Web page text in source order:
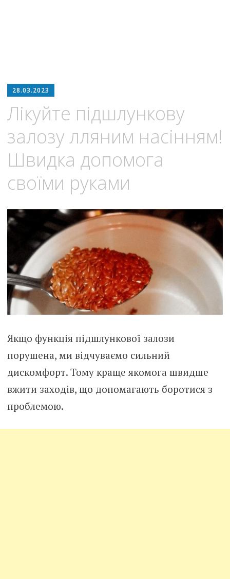
28.03.2023
Лікуйте підшлункову
залозу лляним насінням!
Швидка допомога
своїми руками
Якщо функція підшлункової залози
порушена, ми відчуваємо сильний
дискомфорт. Тому краще якомога швидше
вжити заходів, що допомагають боротися з
проблемою.